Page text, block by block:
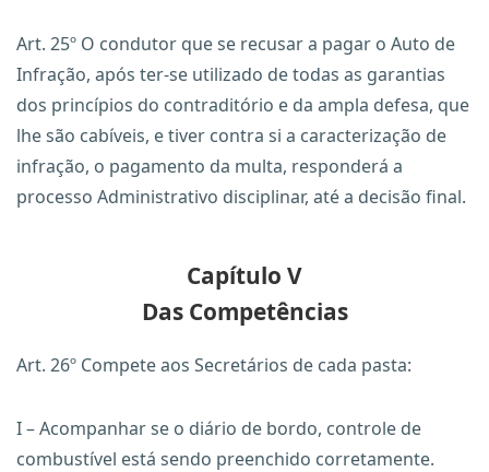
Art. 25º O condutor que se recusar a pagar o Auto de
Infração, após ter-se utilizado de todas as garantias
dos princípios do contraditório e da ampla defesa, que
lhe são cabíveis, e tiver contra si a caracterização de
infração, o pagamento da multa, responderá a
processo Administrativo disciplinar, até a decisão final.
Capítulo V
Das Competências
Art. 26º Compete aos Secretários de cada pasta:
I – Acompanhar se o diário de bordo, controle de
combustível está sendo preenchido corretamente.